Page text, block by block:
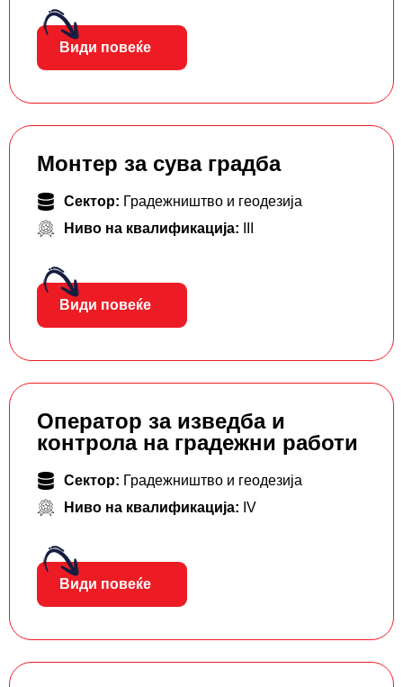
Види повеќе
Монтер за сува градба
Сектор: Градежништво и геодезија
Ниво на квалификација:
Види повеќе
Оператор за изведба и
контрола на градежни работи
Сектор: Градежништво и геодезија
Ниво на квалификација: IV
Види повеќе